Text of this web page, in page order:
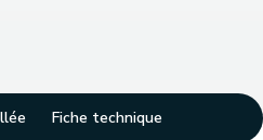
Fiche technique